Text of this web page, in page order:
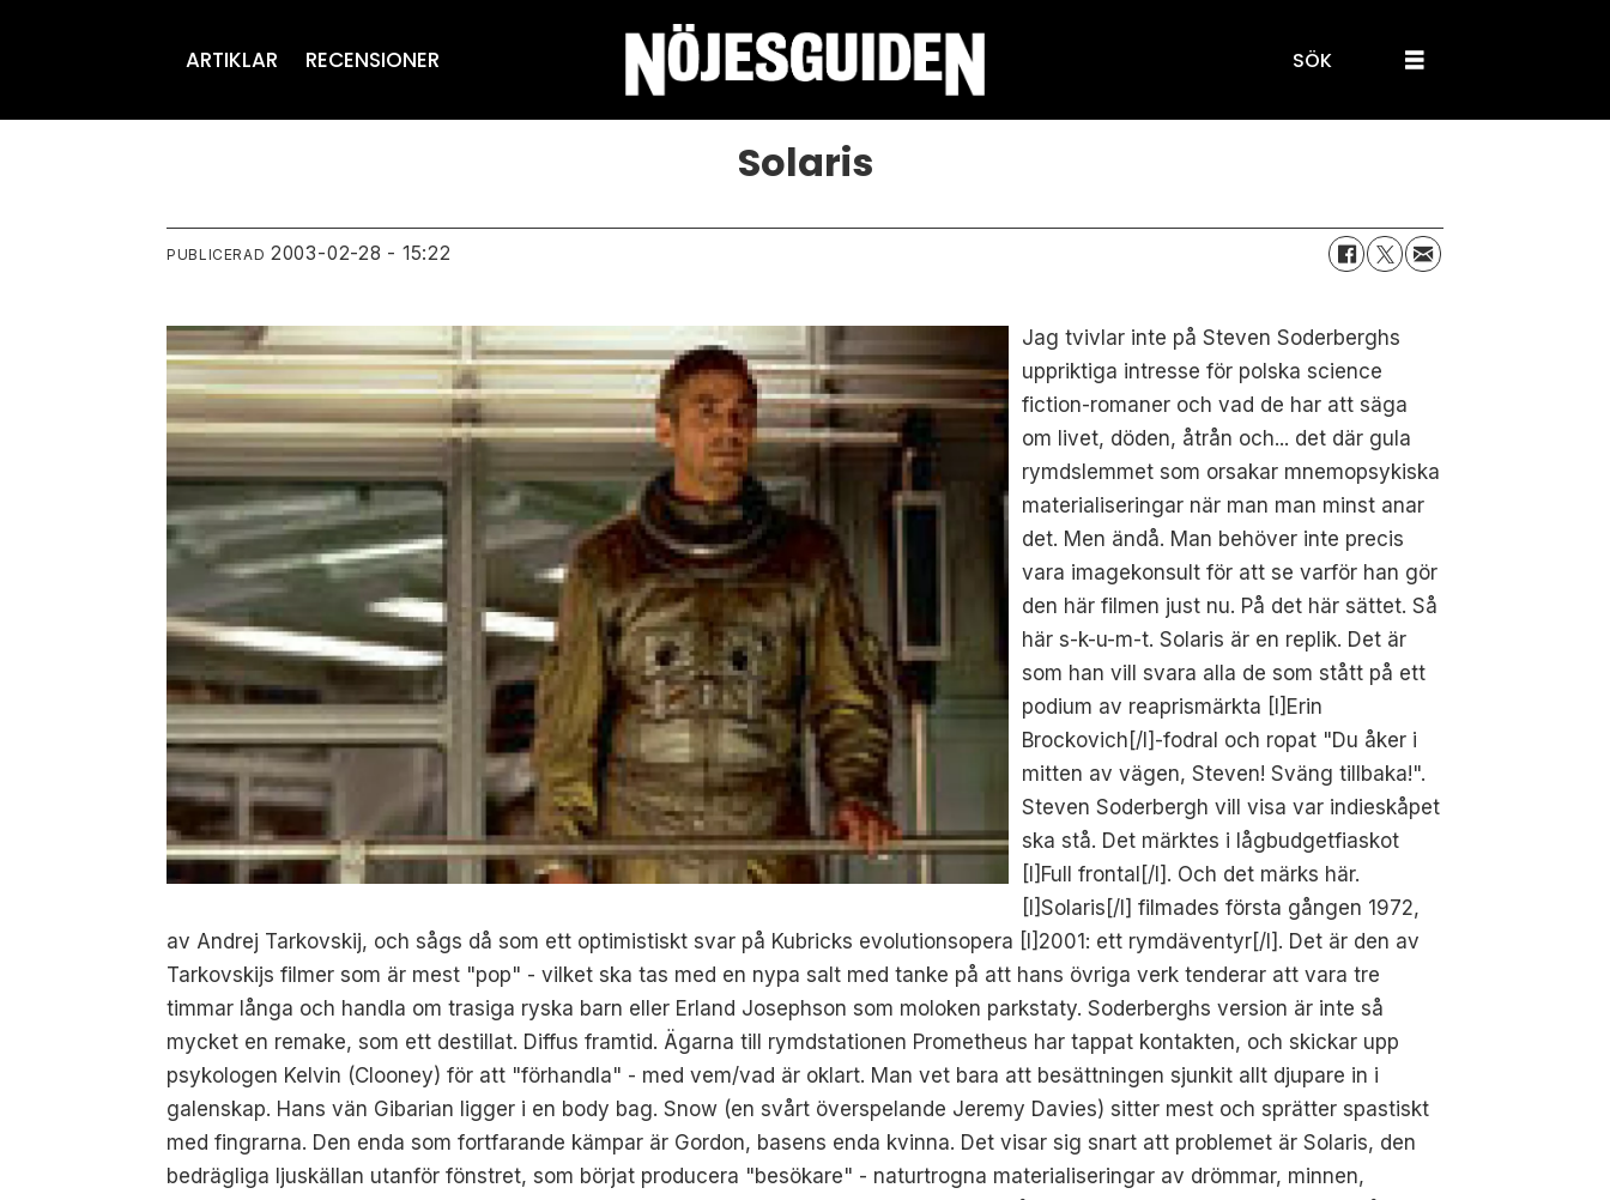
ARTIKLAR RECENSIONER SÖK
Solaris
PUBLICERAD 2003-02-28 - 15:22
Jag tvivlar inte på Steven Soderberghs
uppriktiga intresse för polska science
fiction-romaner och vad de har att säga
om livet, döden, åtrån och... det där gula
rymdslemmet som orsakar mnemopsykiska
materialiseringar när man man minst anar
det. Men ändå. Man behöver inte precis
vara imagekonsult för att se varför han gör
den här filmen just nu. På det här sättet. Så
här s-k-u-m-t. Solaris är en replik. Det är
som han vill svara alla de som stått på ett
podium av reaprismärkta [I]Erin
Brockovich[/I]-fodral och ropat "Du åker i
mitten av vägen, Steven! Sväng tillbaka!".
Steven Soderbergh vill visa var indieskåpet
ska stå. Det märktes i lågbudgetfiaskot
[I]Full frontal[/I]. Och det märks här.
[I]Solaris[/I] filmades första gången 1972,
av Andrej Tarkovskij, och sågs då som ett optimistiskt svar på Kubricks evolutionsopera [I]2001: ett rymdäventyr[/I]. Det är den av
Tarkovskijs filmer som är mest "pop" - vilket ska tas med en nypa salt med tanke på att hans övriga verk tenderar att vara tre
timmar långa och handla om trasiga ryska barn eller Erland Josephson som moloken parkstaty. Soderberghs version är inte så
mycket en remake, som ett destillat. Diffus framtid. Ägarna till rymdstationen Prometheus har tappat kontakten, och skickar upp
psykologen Kelvin (Clooney) för att "förhandla" - med vem/vad är oklart. Man vet bara att besättningen sjunkit allt djupare in i
galenskap. Hans vän Gibarian ligger i en body bag. Snow (en svårt överspelande Jeremy Davies) sitter mest och sprätter spastiskt
med fingrarna. Den enda som fortfarande kämpar är Gordon, basens enda kvinna. Det visar sig snart att problemet är Solaris, den
bedrägliga ljuskällan utanför fönstret, som börjat producera "besökare" - naturtrogna materialiseringar av drömmar, minnen,